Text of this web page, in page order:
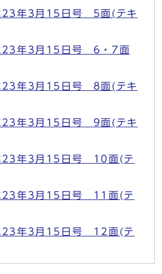
23年3月15日号 5面(テキ
23年3月15日号 6・7面
23年3月15日号 8面(テキ
23年3月15日号 9面(テキ
23年3月15日号 10面(テ
23年3月15日号 11面(テ
23年3月15日号 12面(テ